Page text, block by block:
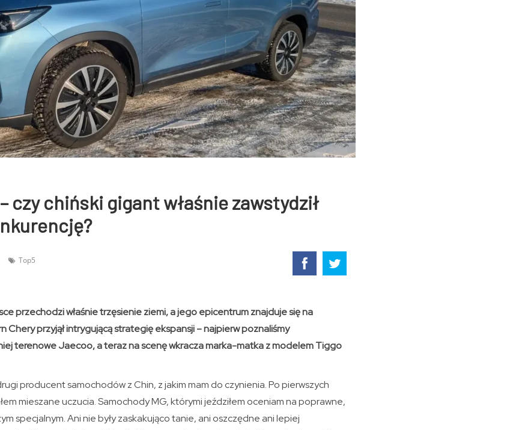
czy chiński gigant właśnie zawstydził
Top5
przechodzi właśnie trzęsienie ziemi, a jego epicentrum znajduje się na
Chery przyjął intrygującą strategię ekspansji – najpierw poznaliśmy
terenowe Jaecoo, a teraz na scenę wkracza marka-matka z modelem Tiggo
producent samochodów z Chin, z jakim mam do czynienia. Po pierwszych
mieszane uczucia. Samochody MG, którymi jeździłem oceniam na poprawne,
specjalnym. Ani nie były zaskakująco tanie, ani oszczędne ani lepiej